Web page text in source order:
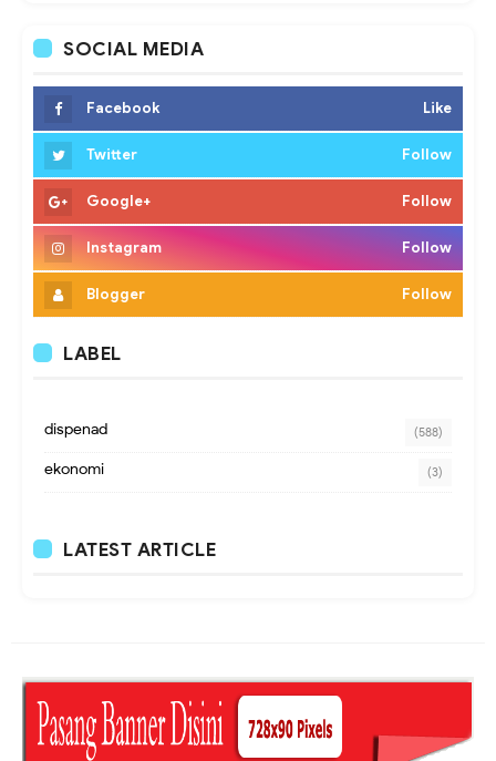
SOCIAL MEDIA
Facebook Like
Twitter Follow
Google+ Follow
Instagram Follow
Blogger Follow
LABEL
dispenad (588)
ekonomi (3)
LATEST ARTICLE